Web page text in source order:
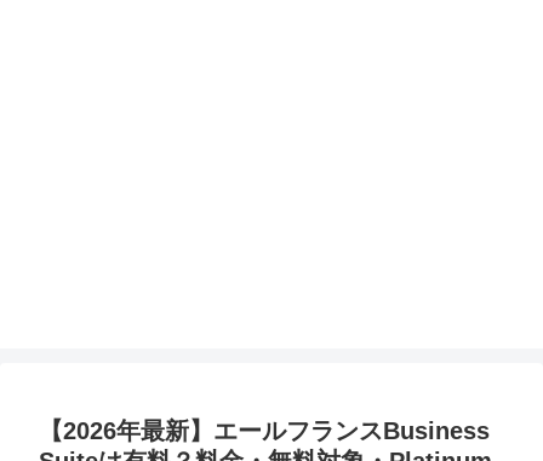
【2026年最新】エールフランスBusiness